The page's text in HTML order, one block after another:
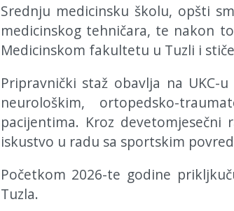
Srednju medicinsku školu, opšti
medicinskog tehničara, te nakon
Medicinskom fakultetu u Tuzli i
Pripravnički staž obavlja na
neurološkim, ortopedsko-
pacijentima. Kroz
iskustvo u radu sa sportskim
Početkom 2026-te godine
Tuzla.